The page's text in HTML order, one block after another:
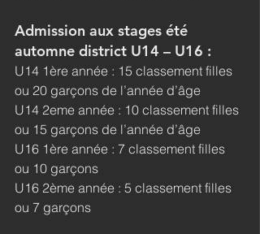
Admission aux stages été
automne district U14 – U16 :
U14 1ère année : 15 classement filles
ou 20 garçons de l’année d’âge
U14 2eme année : 10 classement filles
ou 15 garçons de l’année d’âge
U16 1ère année : 7 classement filles
ou 10 garçons
U16 2ème année : 5 classement filles
ou 7 garçons